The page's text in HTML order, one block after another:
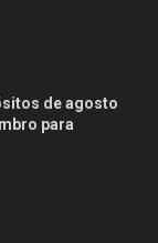
de agosto
para